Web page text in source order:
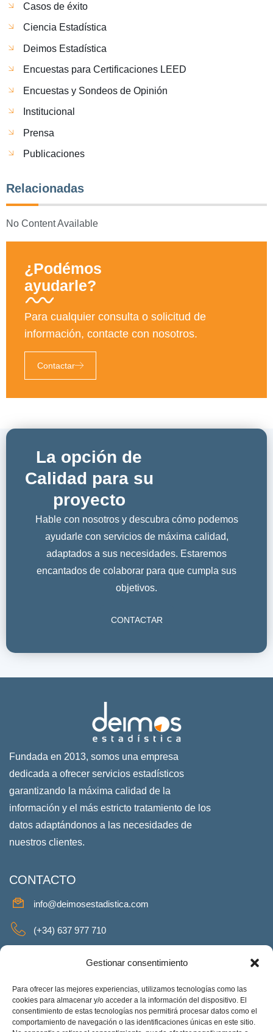
Gestionar consentimiento
Para ofrecer las mejores experiencias, utilizamos tecnologías como las
cookies para almacenar y/o acceder a la información del dispositivo. El
consentimiento de estas tecnologías nos permitirá procesar datos como el
comportamiento de navegación o las identificaciones únicas en este sitio.
Casos de éxito
Ciencia Estadística
Deimos Estadística
Encuestas para Certificaciones LEED
Encuestas y Sondeos de Opinión
Institucional
Prensa
Publicaciones
Relacionadas
No Content Available
¿Podémos
ayudarle?
Para cualquier consulta o solicitud de
información, contacte con nosotros.
Contactar
La opción de
Calidad para su
proyecto
Hable con nosotros y descubra cómo podemos
ayudarle con servicios de máxima calidad,
adaptados a sus necesidades. Estaremos
encantados de colaborar para que cumpla sus
objetivos.
CONTACTAR
Fundada en 2013, somos una empresa
dedicada a ofrecer servicios estadísticos
garantizando la máxima calidad de la
información y el más estricto tratamiento de los
datos adaptándonos a las necesidades de
nuestros clientes.
CONTACTO
info@deimosestadistica.com
(+34) 637 977 710
REDES SOCIALES